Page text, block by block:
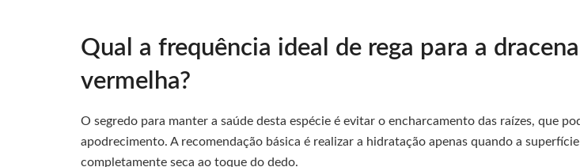
Qual a frequência ideal de rega para a
vermelha?
O segredo para manter a saúde desta espécie é evitar o encharcamento das raízes, que
apodrecimento. A recomendação básica é realizar a hidratação apenas quando a
completamente seca ao toque do dedo.